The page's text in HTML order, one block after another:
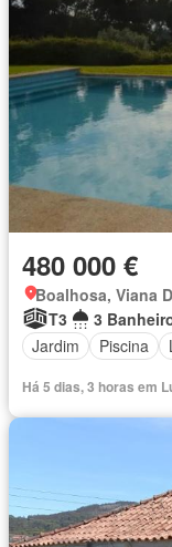
480 000 €
Boalhosa, Viana
T3
3
Jardim
Piscina
Há 5 dias, 3 horas em